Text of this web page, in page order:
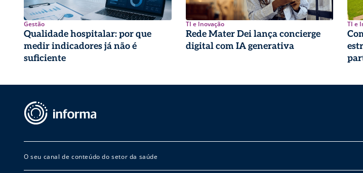
Gestão
Qualidade hospitalar: por que
medir indicadores já não é
suficiente
TI e Inovação
Rede Mater Dei lança concierge
digital com IA generativa
TI e
O seu canal de conteúdo do setor da saúde